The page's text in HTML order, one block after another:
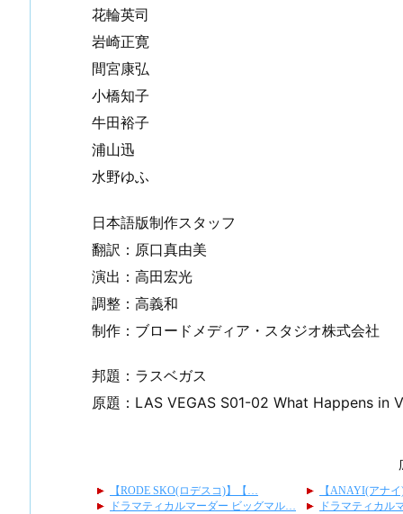
花輪英司
岩崎正寛
間宮康弘
小橋知子
牛田裕子
浦山迅
水野ゆふ
日本語版制作スタッフ
翻訳：原口真由美
演出：高田宏光
調整：高義和
制作：ブロードメディア・スタジオ株式会社
邦題：ラスベガス
原題：LAS VEGAS S01-02 What Happens in